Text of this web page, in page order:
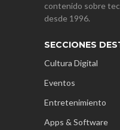
contenido sobre
desde 1996.
SECCIONES
Cultura Digital
Eventos
Entretenimiento
Apps & Software